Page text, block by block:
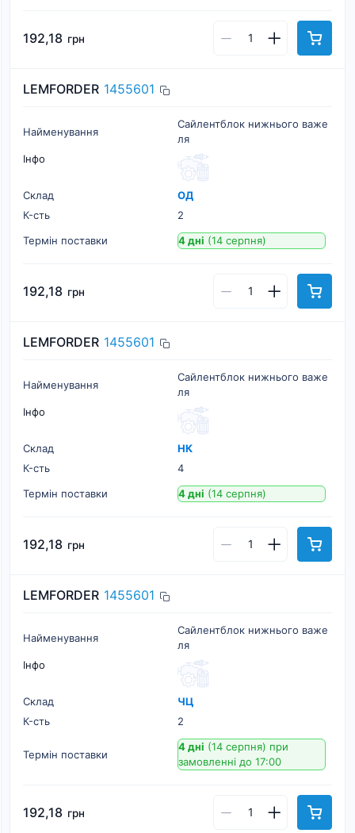
192,18 грн
LEMFORDER 1455601
Найменування
Сайлентблок нижнього важе
ля
Інфо
Склад
ОД
К-cть
2
Термін поставки
4 дні (14 серпня)
192,18 грн
LEMFORDER 1455601
Найменування
Сайлентблок нижнього важе
ля
Інфо
Склад
НК
К-cть
4
Термін поставки
4 дні (14 серпня)
192,18 грн
LEMFORDER 1455601
Найменування
Сайлентблок нижнього важе
ля
Інфо
Склад
ЧЦ
К-cть
2
Термін поставки
4 дні (14 серпня) при
замовленні до 17:00
192,18 грн